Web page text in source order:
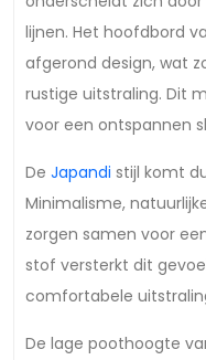
lijnen. Het hoofdbord
afgerond design, wat
rustige uitstraling. Dit
voor een ontspannen
De Japandi stijl komt
Minimalisme,
zorgen samen voor
stof versterkt dit
comfortabele
De lage poothoogte